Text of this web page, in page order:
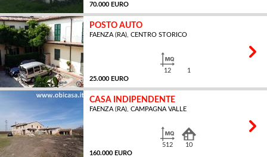
70.000 EURO
POSTO AUTO
FAENZA (RA), CENTRO STORICO
25.000 EURO
12 1
CASA INDIPENDENTE
FAENZA (RA), CAMPAGNA VALLE
160.000 EURO
512 10